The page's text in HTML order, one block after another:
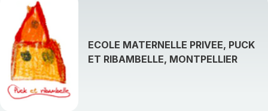
ECOLE MATERNELLE PRIVEE, PUCK
ET RIBAMBELLE, MONTPELLIER